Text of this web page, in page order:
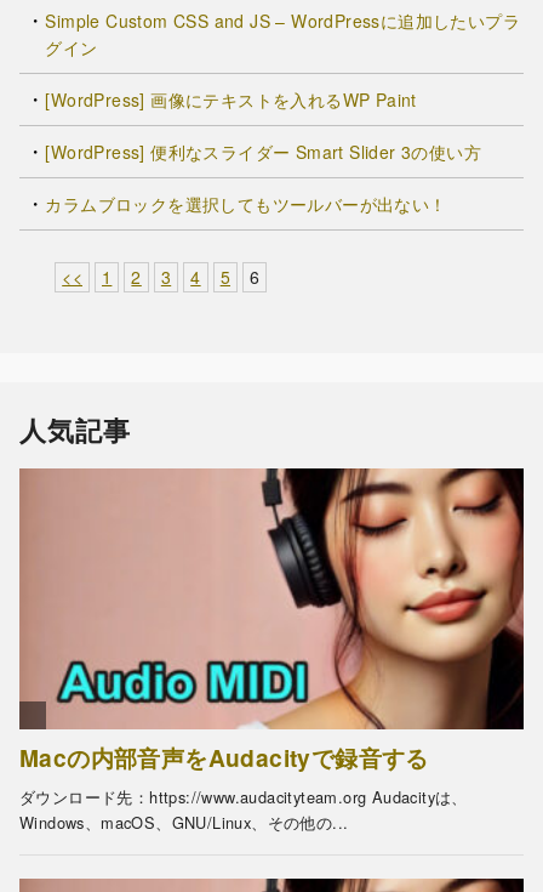
Simple Custom CSS and JS – WordPressに追加したいプラ
グイン
[WordPress] 画像にテキストを入れるWP Paint
[WordPress] 便利なスライダー Smart Slider 3の使い方
カラムブロックを選択してもツールバーが出ない！
<< 1 2 3 4 5 6
人気記事